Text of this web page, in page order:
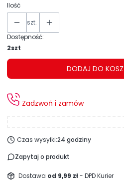
Ilość
szt.
Dostępność:
2szt
DODAJ DO
Zadzwoń i zamów
Czas wysyłki:24 godziny
Zapytaj o produkt
Dostawa od 9,99 zł- DPD Kurier